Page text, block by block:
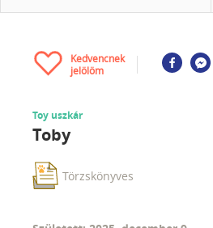
Kedvencnek
jelölöm
Toy uszkár
Toby
Törzskönyves